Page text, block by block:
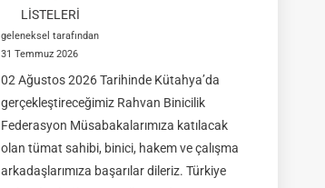
LİSTELERİ
geleneksel tarafından
31 Temmuz 2026
02 Ağustos 2026 Tarihinde Kütahya’da
gerçekleştireceğimiz Rahvan Binicilik
Federasyon Müsabakalarımıza katılacak
olan tümat sahibi, binici, hakem ve çalışma
arkadaşlarımıza başarılar dileriz. Türkiye